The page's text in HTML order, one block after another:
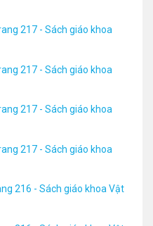
217 - Sách giáo khoa
217 - Sách giáo khoa
217 - Sách giáo khoa
217 - Sách giáo khoa
216 - Sách giáo khoa Vật